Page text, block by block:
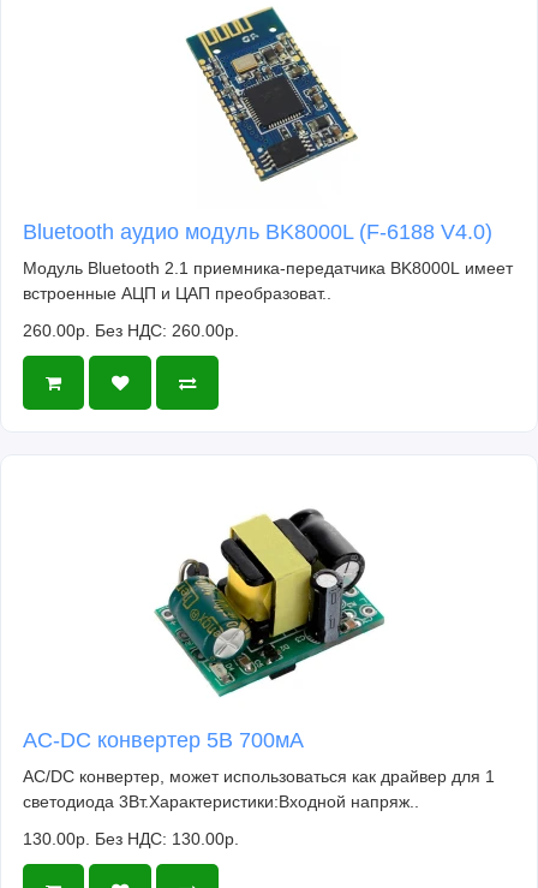
Bluetooth аудио модуль BK8000L (F-6188 V4.0)
Модуль Bluetooth 2.1 приемника-передатчика BK8000L имеет
встроенные АЦП и ЦАП преобразоват..
260.00р. Без НДС: 260.00р.
AC-DC конвертер 5В 700мА
AC/DC конвертер, может использоваться как драйвер для 1
светодиода 3Вт.Характеристики:Входной напряж..
130.00р. Без НДС: 130.00р.